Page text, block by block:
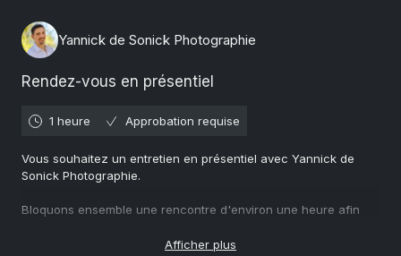
Yannick de Sonick Photographie
Rendez-vous en présentiel
1 heure Approbation requise
Vous souhaitez un entretien en présentiel avec Yannick de
Sonick Photographie.
Bloquons ensemble une rencontre d'environ une heure afin
poser toutes les questions qui vous passent par la tête.
Afficher plus